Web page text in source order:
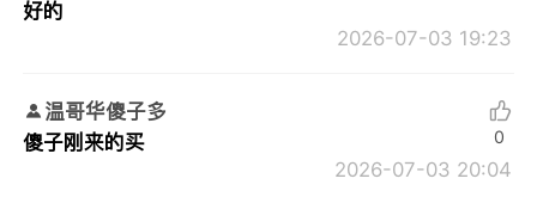
好的
2026-07-03 19:23
温哥华傻子多
傻子刚来的买
2026-07-03 20:04
0